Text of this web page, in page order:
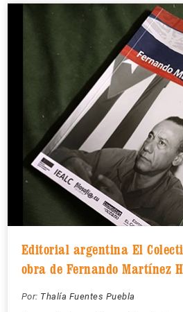
Editorial argentina El
obra de Fernando Martínez
Por: Thalía Fuentes Puebla